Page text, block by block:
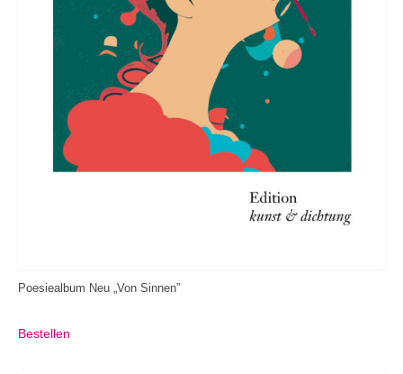
Poesiealbum Neu „Von Sinnen”
Bestellen